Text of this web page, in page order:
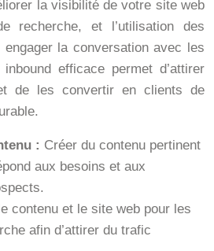
la visibilité de votre site web
recherche, et l’utilisation des
la conversation avec les
efficace permet d’attirer
de les convertir en clients de
: Créer du contenu pertinent
aux besoins et aux
contenu et le site web pour les
afin d’attirer du trafic